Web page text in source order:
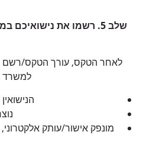
שלב 5. רשמו את נישואיכם
לאחר הטקס, עורך הטקס/רשם
למשרד
מונפק אישור/עותק אלקטרוני,